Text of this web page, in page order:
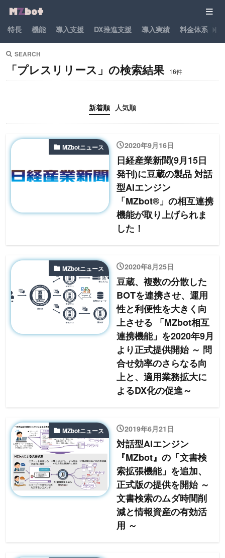
特長 機能 導入支援 DX推進支援 導入実績 料金体系
SEARCH
「プレスリリース」の検索結果 16件
新着順 人気順
MZbotニュース 2020年9月16日
日経産業新聞(9月15日
発刊)に豆蔵の製品 対話
型AIエンジン
「MZbot®」の相互連携
機能が取り上げられま
した！
MZbotニュース 2020年8月25日
豆蔵、複数の分散した
BOTを連携させ、運用
性と利便性を大きく向
上させる 「MZbot相互
連携機能」を2020年9月
より正式提供開始 ～ 問
合せ効率のさらなる向
上と、適用業務拡大に
よるDX化の促進～
MZbotニュース 2019年6月21日
対話型AIエンジン
『MZbot』の「文書検
索拡張機能」を追加、
正式版の提供を開始 ～
文書検索のムダ時間削
減と情報資産の有効活
用 ～